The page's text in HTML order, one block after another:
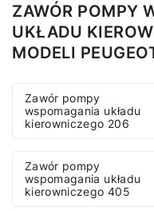
ZAWÓR POMPY
UKŁADU
MODELI
Zawór pompy
wspomagania układu
kierowniczego 206
Zawór pompy
wspomagania układu
kierowniczego 405